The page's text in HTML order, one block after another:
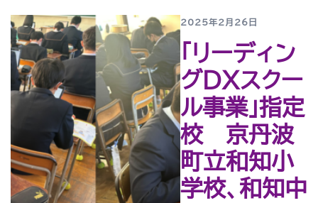
2025年2月26日
「リーディン
グDXスクー
ル事業」指定
校 京丹波
町立和知小
学校、和知中